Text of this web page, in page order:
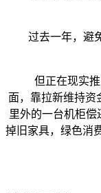
过去一年，避免“
但正在现实推广
面，靠拉新维持资
里外的一台机柜
掉旧家具，绿色消